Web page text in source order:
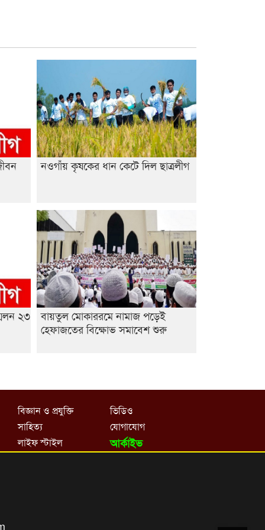
নওগাঁয় কৃষকের ধান কেটে দিল ছাত্রলীগ
২৩
বায়তুল মোকাররমে নামাজ পড়েই
হেফাজতের বিক্ষোভ সমাবেশ শুরু
বিজ্ঞান ও প্রযুক্তি
সাহিত্য
লাইফ স্টাইল
ভিডিও
যোগাযোগ
আর্কাইভ